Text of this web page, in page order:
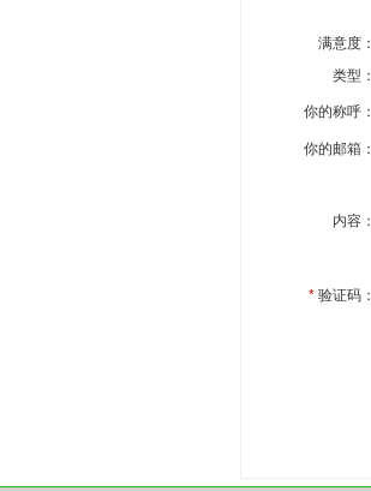
满意度：
类型：
你的称呼：
你的邮箱：
内容：
* 验证码：